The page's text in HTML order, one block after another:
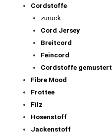
Cordstoffe
zurück
Cord Jersey
Breitcord
Feincord
Cordstoffe gemustert
Fibre Mood
Frottee
Filz
Hosenstoff
Jackenstoff